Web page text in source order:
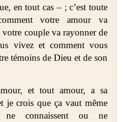
en tout cas – ; c’est toute
votre amour va
couple va rayonner de
vivez et comment vous
témoins de Dieu et de son
et tout amour, a sa
je crois que ça vaut même
connaissent ou ne